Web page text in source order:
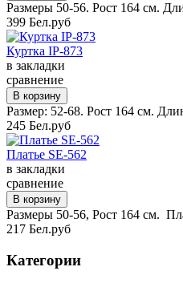
Размеры 50-56. Рост 164 см.
399 Бел.руб
Куртка IP-873
в закладки
сравнение
Размер: 52-68. Рост 164 см.
245 Бел.руб
Платье SE-562
в закладки
сравнение
Размеры 50-56, Рост 164 см.
217 Бел.руб
Категории